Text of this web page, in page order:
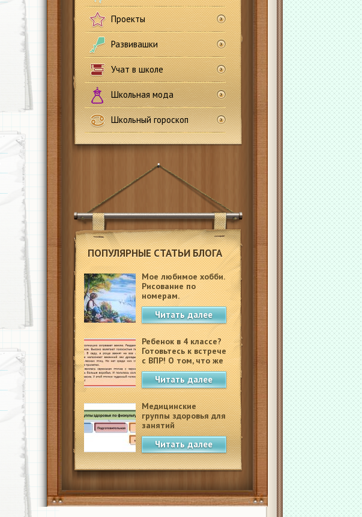
Проекты
Развивашки
Учат в школе
Школьная мода
Школьный гороскоп
ПОПУЛЯРНЫЕ СТАТЬИ БЛОГА
Мое любимое хобби.
Рисование по
номерам.
Читать далее
Ребенок в 4 классе?
Готовьтесь к встрече
с ВПР! О том, что же
это такое.
Читать далее
Медицинские
группы здоровья для
занятий
физкультурой в
школеЧитать далее